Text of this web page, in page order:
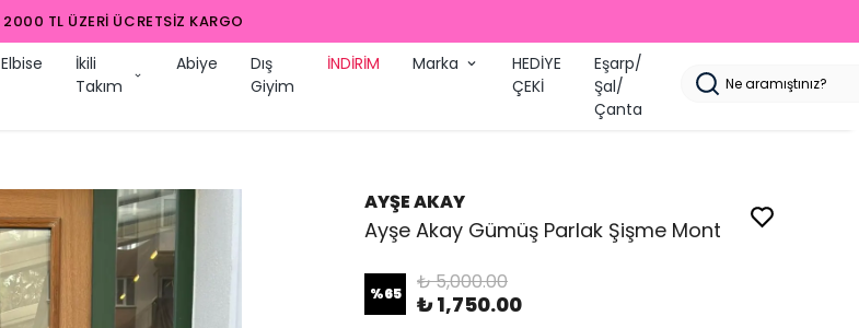
2000 TL ÜZERI ÜCRETSIZ KARGO
Elbise
İkili
Takım
Abiye
Dış
Giyim
İNDİRİM Marka
HEDİYE
ÇEKİ
Eşarp/
Şal/
Çanta
AYŞE AKAY
Ayşe Akay Gümüş Parlak Şişme Mont
%65 ₺ 5,000.00
₺ 1,750.00